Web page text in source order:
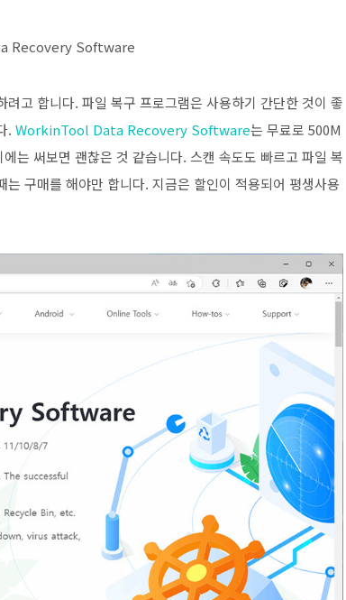
Recovery Software
고 합니다. 파일 복구 프로그램은 사용하기 간단한 것이 좋
. WorkinTool Data Recovery Software는 무료로 500M
는 써보면 괜찮은 것 같습니다. 스캔 속도도 빠르고 파일 복
구매를 해야만 합니다. 지금은 할인이 적용되어 평생사용